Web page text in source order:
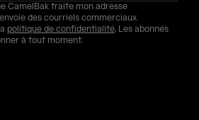
CamelBak traite mon adresse
des courriels commerciaux
politique de confidentialité. Les abonnés
à tout moment.